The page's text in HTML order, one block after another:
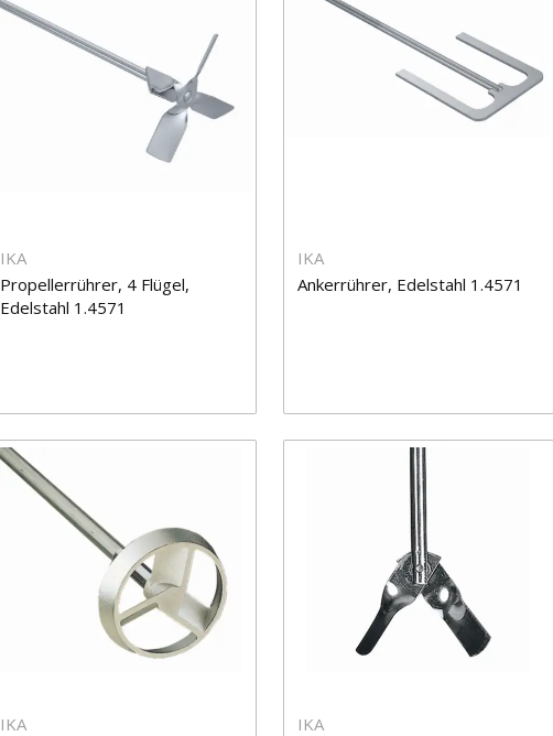
IKA
Propellerrührer, 4 Flügel,
Edelstahl 1.4571
IKA
Ankerrührer, Edelstahl 1.4571
IKA
IKA